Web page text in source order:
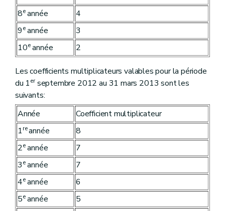
8eannée
4
9eannée
3
10eannée 2
Les coefficients multiplicateurs valables pour la période
du 1erseptembre 2012 au 31 mars 2013 sont les
suivants:
Année
Coefficient multiplicateur
1reannée
8
2eannée
7
3eannée
7
4eannée
6
5eannée
5